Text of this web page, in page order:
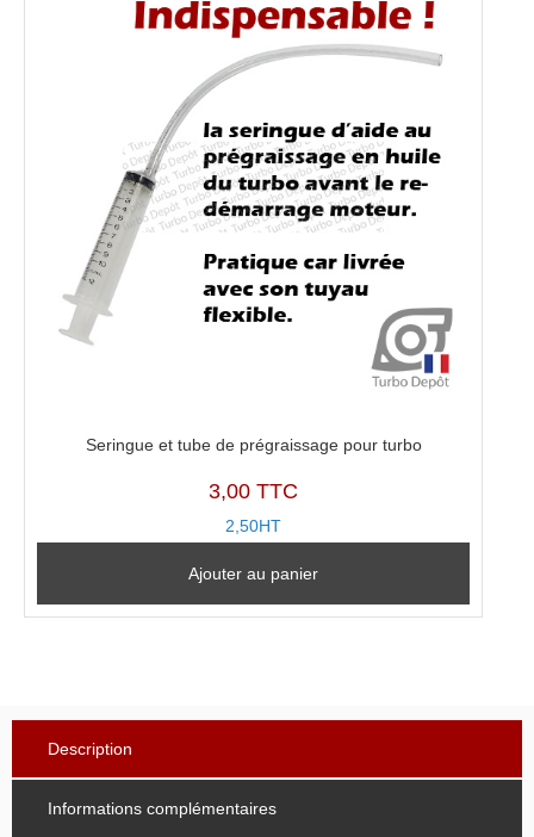
Seringue et tube de prégraissage pour turbo
3,00 TTC
2,50HT
Ajouter au panier
Description
Informations complémentaires